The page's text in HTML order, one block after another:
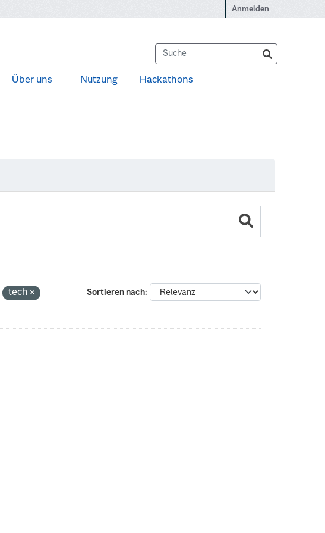
Anmelden
Über uns Nutzung Hackathons
Sortieren nach
tech